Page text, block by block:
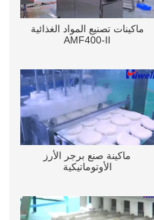
ماكينات تصنيع المواد الغذائية
AMF400-II
ماكينة صنع برجر الأرز
الأوتوماتيكية